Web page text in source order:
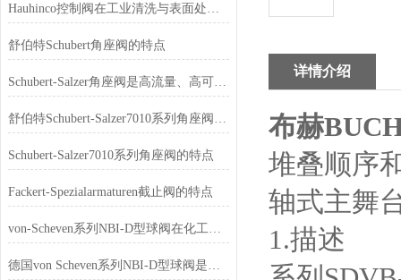
Hauhinco控制阀在工业清洗与表面处理的应用
舒伯特Schubert角座阀的特点
Schubert-Salzer角座阀是高流量、高可靠、易维护的工业流体控制优选
舒伯特Schubert-Salzer7010系列角座阀如何选型
Schubert-Salzer7010系列角座阀的特点
Fackert-Spezialarmaturen截止阀的特点
von-Scheven系列NBI-D型球阀在化工行业的应用
德国von Scheven系列NBI-D型球阀是一款具有高精度、高可靠性
详情介绍
布赫
堆叠顺序
轴式主舞
1.描述